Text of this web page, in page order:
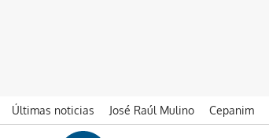
Últimas noticias José Raúl Mulino Cepanim
Ir al contenido